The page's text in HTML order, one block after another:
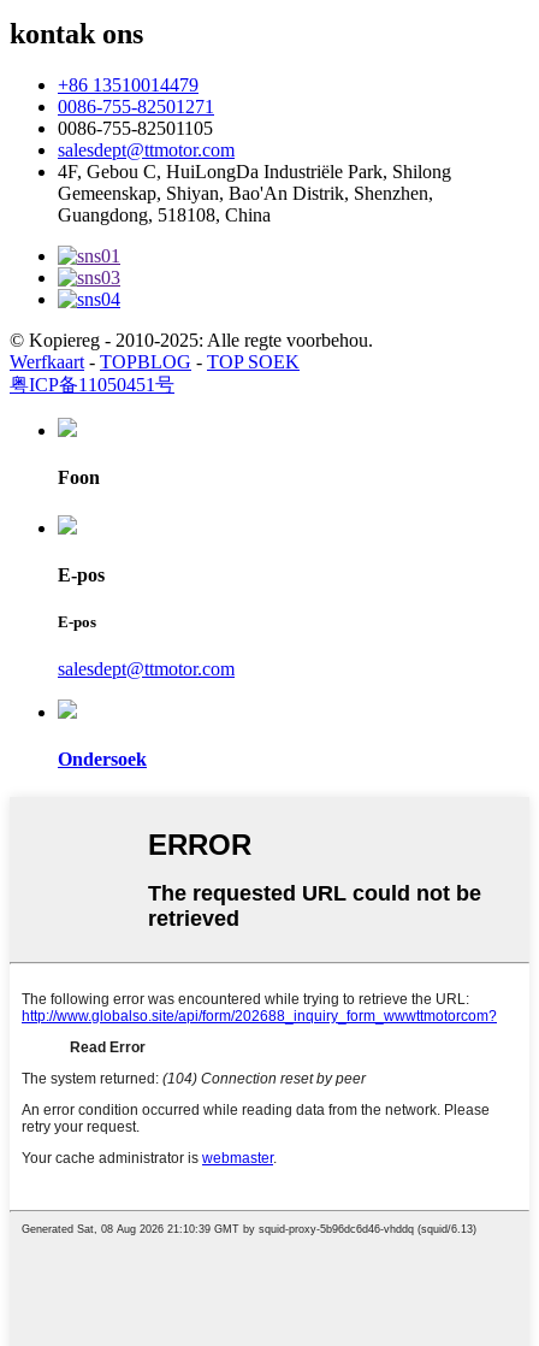
kontak ons
+86 13510014479
0086-755-82501271
0086-755-82501105
salesdept@ttmotor.com
4F, Gebou C, HuiLongDa Industriële Park, Shilong
Gemeenskap, Shiyan, Bao'An Distrik, Shenzhen,
Guangdong, 518108, China
© Kopiereg - 2010-2025: Alle regte voorbehou.
Werfkaart - TOPBLOG - TOP SOEK
粤ICP备11050451号
Foon
E-pos
E-pos
salesdept@ttmotor.com
Ondersoek